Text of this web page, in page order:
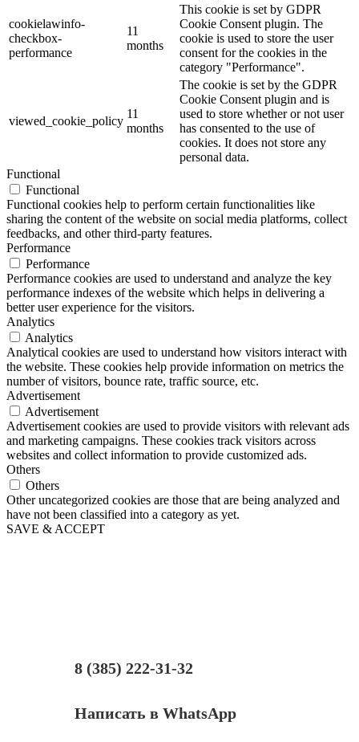
cookielawinfo-
checkbox-
performance
11
months
This cookie is set by GDPR
Cookie Consent plugin. The
cookie is used to store the user
consent for the cookies in the
category "Performance".
viewed_cookie_policy
11
months
The cookie is set by the GDPR
Cookie Consent plugin and is
used to store whether or not user
has consented to the use of
cookies. It does not store any
personal data.
Functional
Functional
Functional cookies help to perform certain functionalities like
sharing the content of the website on social media platforms, collect
feedbacks, and other third-party features.
Performance
Performance
Performance cookies are used to understand and analyze the key
performance indexes of the website which helps in delivering a
better user experience for the visitors.
Analytics
Analytics
Analytical cookies are used to understand how visitors interact with
the website. These cookies help provide information on metrics the
number of visitors, bounce rate, traffic source, etc.
Advertisement
Advertisement
Advertisement cookies are used to provide visitors with relevant ads
and marketing campaigns. These cookies track visitors across
websites and collect information to provide customized ads.
Others
Others
Other uncategorized cookies are those that are being analyzed and
have not been classified into a category as yet.
SAVE & ACCEPT
8 (385) 222-31-32
Написать в WhatsApp